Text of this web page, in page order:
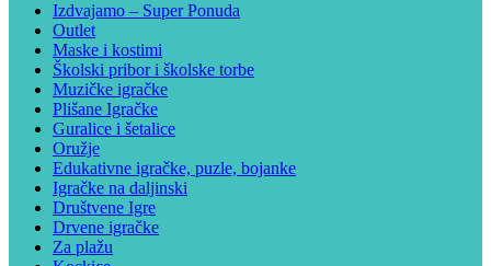
Izdvajamo – Super Ponuda
Outlet
Maske i kostimi
Školski pribor i školske torbe
Muzičke igračke
Plišane Igračke
Guralice i šetalice
Oružje
Edukativne igračke, puzle, bojanke
Igračke na daljinski
Društvene Igre
Drvene igračke
Za plažu